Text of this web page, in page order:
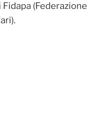
(Federazione